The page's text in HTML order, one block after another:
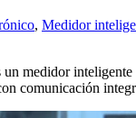
, Medidor
medidor inteligente
comunicación